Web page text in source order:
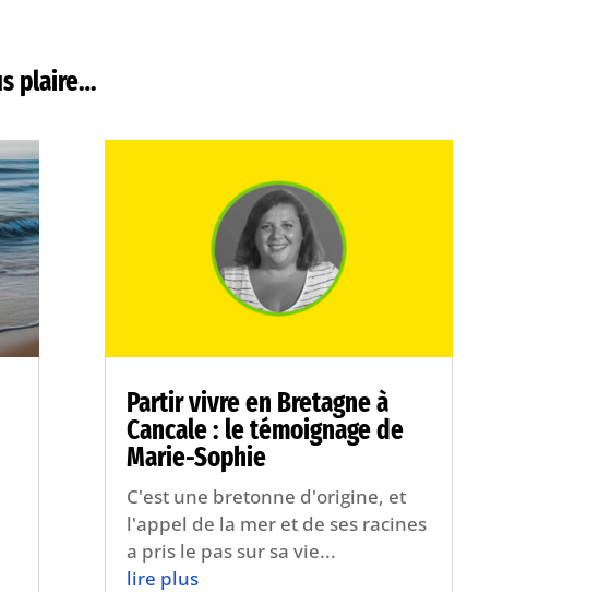
plaire…
Partir vivre en Bretagne à
Cancale : le témoignage de
Marie-Sophie
C'est une bretonne d'origine, et
l'appel de la mer et de ses racines
a pris le pas sur sa vie...
lire plus